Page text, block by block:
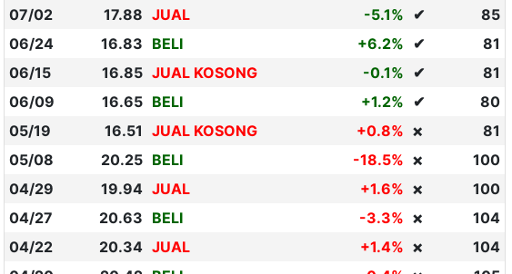
07/02
17.88 JUAL -5.1% ✔
85
06/24
16.83 BELI +6.2% ✔
81
06/15
16.85 JUAL KOSONG -0.1% ✔
81
06/09
16.65 BELI +1.2% ✔
80
05/19
16.51 JUAL KOSONG +0.8% ❌
81
05/08
20.25 BELI -18.5% ❌
100
04/29
19.94 JUAL +1.6% ❌
100
04/27
20.63 BELI -3.3% ❌
104
04/22
20.34 JUAL +1.4% ❌
104